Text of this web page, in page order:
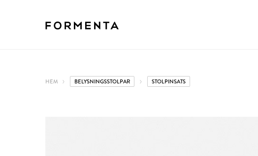
HEM BELYSNINGSSTOLPAR STOLPINSATS